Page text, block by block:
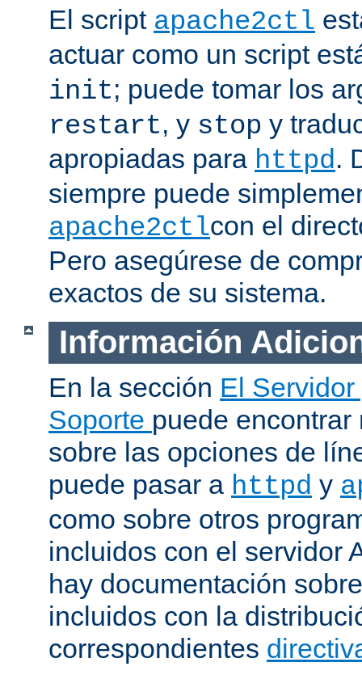
El script apache2ctl
actuar como un script
init; puede tomar los
restart, y stop y
apropiadas para httpd.
siempre puede
apache2ctlcon el
Pero asegúrese de
exactos de su sistema.
Información
En la sección El
Soporte puede
sobre las opciones de
puede pasar a httpd y
como sobre otros
incluidos con el servidor
hay documentación
incluidos con la
correspondientes